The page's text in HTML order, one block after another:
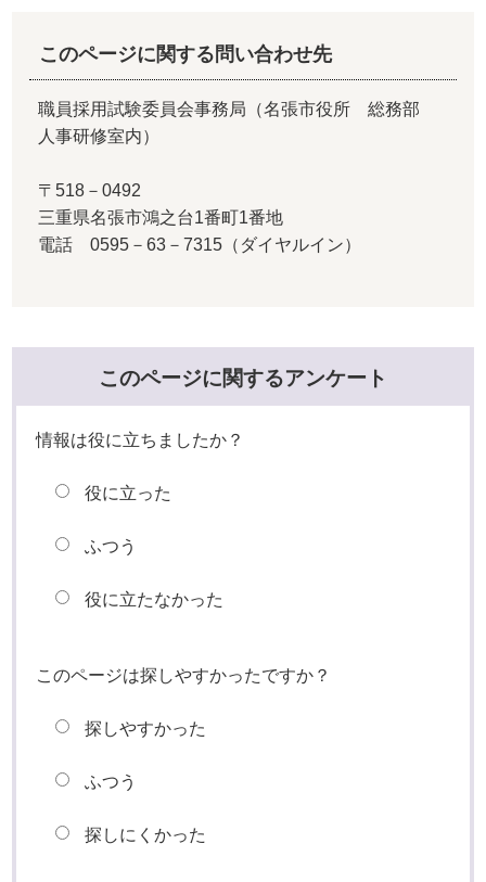
このページに関する問い合わせ先
職員採用試験委員会事務局（名張市役所 総務部
人事研修室内）
〒518－0492
三重県名張市鴻之台1番町1番地
電話 0595－63－7315（ダイヤルイン）
このページに関するアンケート
情報は役に立ちましたか？
役に立った
ふつう
役に立たなかった
このページは探しやすかったですか？
探しやすかった
ふつう
探しにくかった